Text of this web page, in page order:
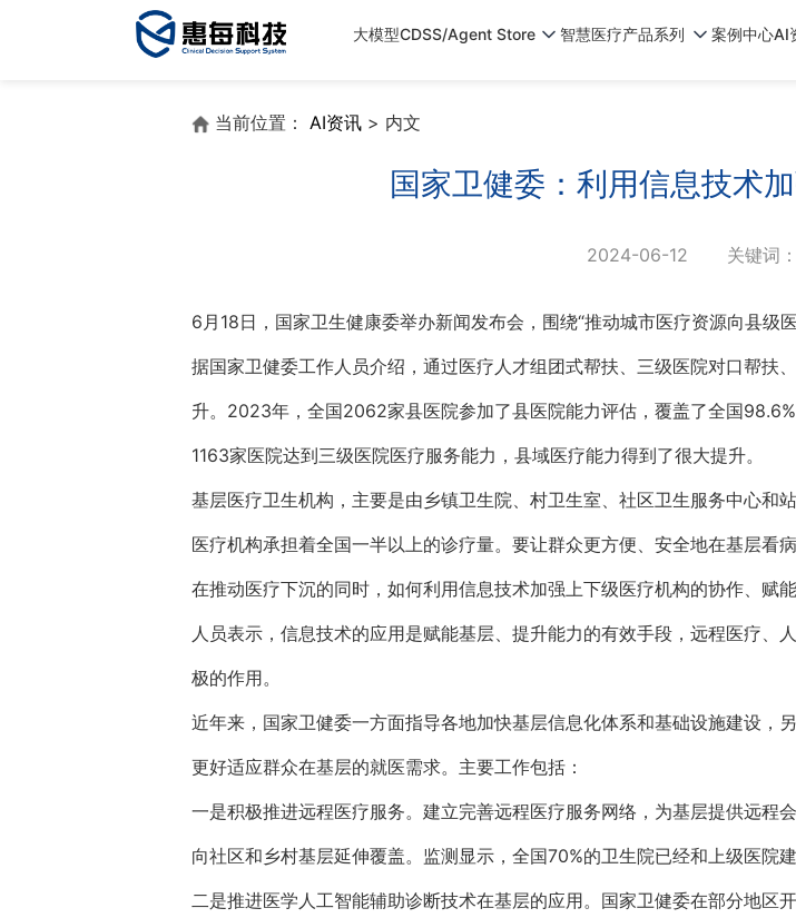
大模型CDSS/Agent Store 智慧医疗产品系列 案例中心AI
当前位置： AI资讯 > 内文
国家卫健委：利用信息技术
2024-06-12 关键词：
6月18日，国家卫生健康委举办新闻发布会，围绕“推动城市医疗资源向县级
据国家卫健委工作人员介绍，通过医疗人才组团式帮扶、三级医院对口帮扶
升。2023年，全国2062家县医院参加了县医院能力评估，覆盖了全国
1163家医院达到三级医院医疗服务能力，县域医疗能力得到了很大提升。
基层医疗卫生机构，主要是由乡镇卫生院、村卫生室、社区卫生服务中心和
医疗机构承担着全国一半以上的诊疗量。要让群众更方便、安全地在基层看
在推动医疗下沉的同时，如何利用信息技术加强上下级医疗机构的协作、赋
人员表示，信息技术的应用是赋能基层、提升能力的有效手段，远程医疗、
极的作用。
近年来，国家卫健委一方面指导各地加快基层信息化体系和基础设施建设，
更好适应群众在基层的就医需求。主要工作包括：
一是积极推进远程医疗服务。建立完善远程医疗服务网络，为基层提供远程
向社区和乡村基层延伸覆盖。监测显示，全国70%的卫生院已经和上级医院
二是推进医学人工智能辅助诊断技术在基层的应用。国家卫健委在部分地区